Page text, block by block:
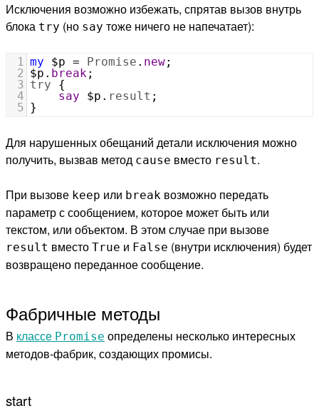
Исключения возможно избежать, спрятав вызов внутрь
блока try (но say тоже ничего не напечатает):
1 my $p = Promise . new;
2 $p . break;
3 try {
4
say $p . result ;
5 }
Для нарушенных обещаний детали исключения можно
получить, вызвав метод cause вместо result.
При вызове keep или break возможно передать
параметр с сообщением, которое может быть или
текстом, или объектом. В этом случае при вызове
result вместо True и False (внутри исключения) будет
возвращено переданное сообщение.
Фабричные методы
В классе Promise определены несколько интересных
методов-фабрик, создающих промисы.
start